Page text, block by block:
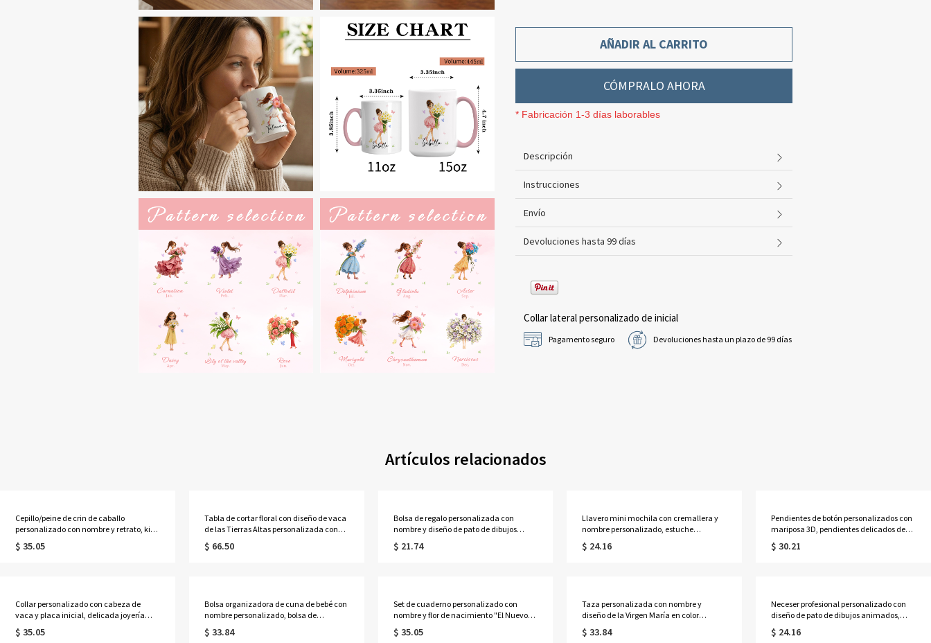
AÑADIR AL CARRITO
CÓMPRALO AHORA
* Fabricación 1-3 días laborables
Descripción
Instrucciones
Envío
Devoluciones hasta 99 días
Collar lateral personalizado de inicial
Pagamento seguro Devoluciones hasta un plazo de 99 días
Artículos relacionados
Cepillo/peine de crin de caballo
personalizado con nombre y retrato, kit
de aseo para caballos de madera, regalo
de cumpleaños/aniversario/Navidad
$ 35.05
Tabla de cortar floral con diseño de vaca
de las Tierras Altas personalizada con
nombre, tabla para servir embutidos de
estilo occidental con ranura para jugo y
$ 66.50
Bolsa de regalo personalizada con
nombre y diseño de pato de dibujos
animados, con lazo, bolsa de playa
transparente de PVC, recuerdo de fiesta
$ 21.74
Llavero mini mochila con cremallera y
nombre personalizado, estuche
organizador de auriculares de cuero
sintético, monedero de viaje, adorno
$ 24.16
Pendientes de botón personalizados con
mariposa 3D, pendientes delicados de
plata de ley 925, regalos de
cumpleaños/Día de la Madre/Boda para
$ 30.21
Collar personalizado con cabeza de
vaca y placa inicial, delicada joyería
occidental de inspiración navajo, regalo
de cumpleaños/aniversario para
$ 35.05
Bolsa organizadora de cuna de bebé con
nombre personalizado, bolsa de
almacenamiento colgante de algodón
para guardería, bolsillo para mesita de
$ 33.84
Set de cuaderno personalizado con
nombre y flor de nacimiento "El Nuevo
Capítulo", cuaderno A5 de piel sintética y
bolígrafo, regalo de
$ 35.05
Taza personalizada con nombre y
diseño de la Virgen María en color
lavanda, taza de cerámica bicolor de
325 ml/444 ml para café o té con
$ 33.84
Neceser profesional personalizado con
diseño de pato de dibujos animados,
neceser transparente de PVC, ideal para
fiestas, vacaciones o como regalo de
$ 24.16